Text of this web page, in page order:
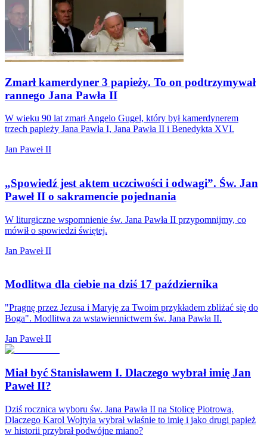
Zmarł kamerdyner 3 papieży. To on podtrzymywał
rannego Jana Pawła II
W wieku 90 lat zmarł Angelo Gugel, który był kamerdynerem
trzech papieży Jana Pawła I, Jana Pawła II i Benedykta XVI.
Jan Paweł II
„Spowiedź jest aktem uczciwości i odwagi”. Św. Jan
Paweł II o sakramencie pojednania
W liturgiczne wspomnienie św. Jana Pawła II przypomnijmy, co
mówił o spowiedzi świętej.
Jan Paweł II
Modlitwa dla ciebie na dziś 17 października
"Pragnę przez Jezusa i Maryję za Twoim przykładem zbliżać się do
Boga". Modlitwa za wstawiennictwem św. Jana Pawła II.
Jan Paweł II
Miał być Stanisławem I. Dlaczego wybrał imię Jan
Paweł II?
Dziś rocznica wyboru św. Jana Pawła II na Stolicę Piotrową.
Dlaczego Karol Wojtyła wybrał właśnie to imię i jako drugi papież
w historii przybrał podwójne miano?